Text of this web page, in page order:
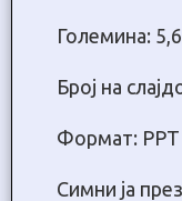
Големина:
Број на
Формат: PPT
Симни ја